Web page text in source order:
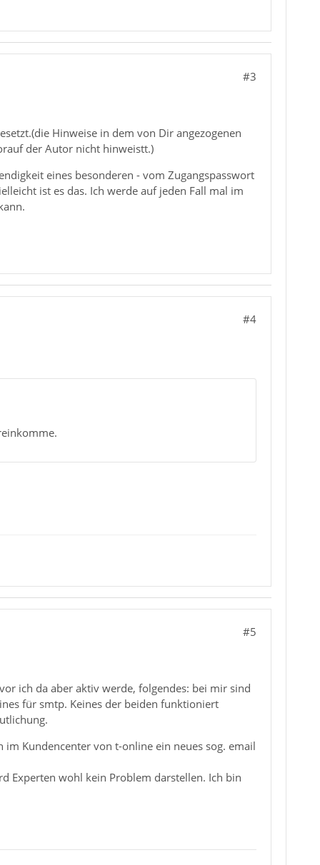
#3
Hinweise in dem von Dir angezogenen
der Autor nicht hinweistt.)
eines besonderen - vom Zugangspasswort
ist es das. Ich werde auf jeden Fall mal im
#4
#5
ich da aber aktiv werde, folgendes: bei mir sind
für smtp. Keines der beiden funktioniert
Kundencenter von t-online ein neues sog. email
Experten wohl kein Problem darstellen. Ich bin